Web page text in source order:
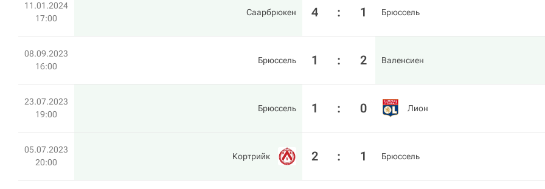
11.01.2024
17:00
Саарбрюкен 4 : 1 Брюссель
08.09.2023
16:00
Брюссель 1 : 2 Валенсиен
23.07.2023
19:00
Брюссель 1 : 0 Лион
05.07.2023
20:00
Кортрийк 2 : 1 Брюссель